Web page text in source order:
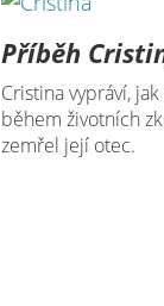
Příběh
Cristina vypráví,
během životních
zemřel její otec.